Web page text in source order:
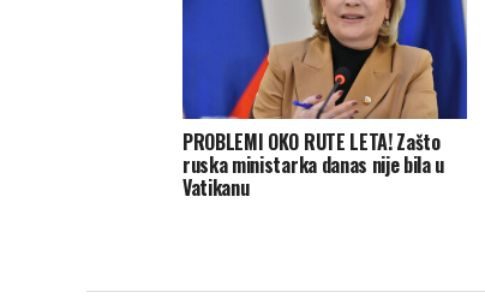
PROBLEMI OKO RUTE LETA! Zašto
ruska ministarka danas nije bila u
Vatikanu